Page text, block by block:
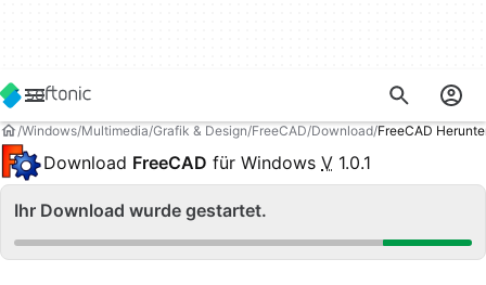
Windows Multimedia Grafik & Design FreeCAD Download FreeCAD
Download FreeCAD für Windows V 1.0.1
Ihr Download wurde gestartet.